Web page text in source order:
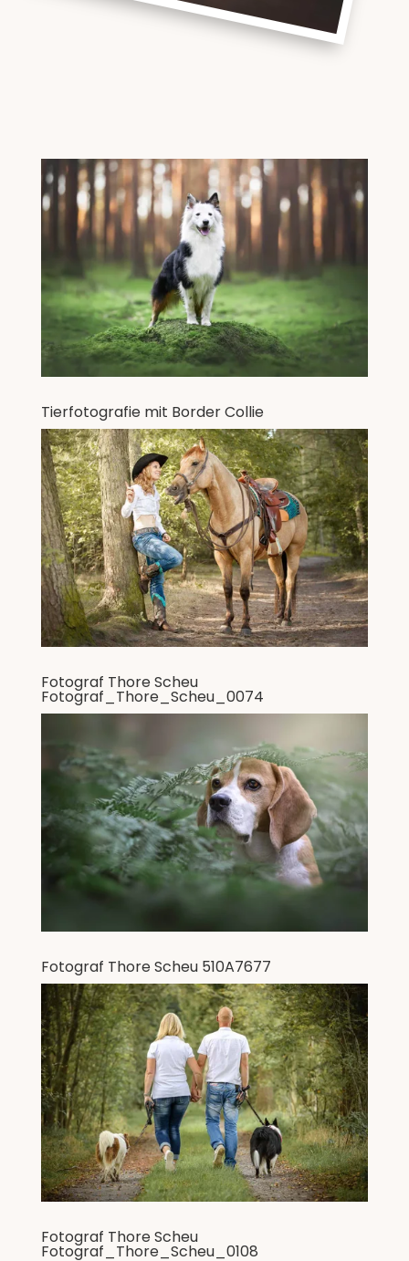
Tierfotografie mit Border Collie
Fotograf Thore Scheu
Fotograf_Thore_Scheu_0074
Fotograf Thore Scheu 510A7677
Fotograf Thore Scheu
Fotograf_Thore_Scheu_0108